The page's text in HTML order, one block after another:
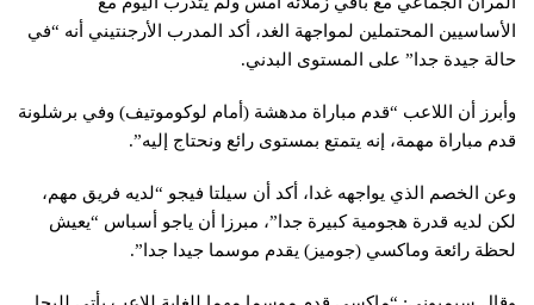
الأساسيين المحتملين لمواجهة الغد، أكد المدرب الأرجنتيني أنه “في
حالة جيدة جدا” على المستوى البدني.
وأبرز أن اللاعب “قدم مباراة مدهشة (أمام لوكوموتيف) وفي برشلونة
قدم مباراة مهمة، إنه يتمتع بمستوى رائع ونحتاج إليه”.
وعن الخصم الذي يواجهه غدا، أكد أن سيلتا فيجو “لديه فريق مهم،
لكن لديه قدرة هجومية كبيرة جدا”، مبرزا أن ياجو أسباس “يعيش
لحظة رائعة وماكسي (جوميز) يقدم موسما جيدا جدا”.